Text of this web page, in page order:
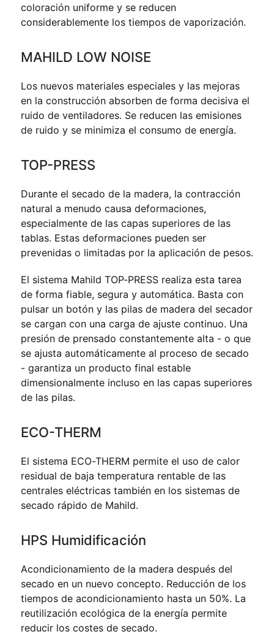
coloración uniforme y se reducen
considerablemente los tiempos de vaporización.
MAHILD LOW NOISE
Los nuevos materiales especiales y las mejoras
en la construcción absorben de forma decisiva el
ruido de ventiladores. Se reducen las emisiones
de ruido y se minimiza el consumo de energía.
TOP-PRESS
Durante el secado de la madera, la contracción
natural a menudo causa deformaciones,
especialmente de las capas superiores de las
tablas. Estas deformaciones pueden ser
prevenidas o limitadas por la aplicación de pesos.
El sistema Mahild TOP-PRESS realiza esta tarea
de forma fiable, segura y automática. Basta con
pulsar un botón y las pilas de madera del secador
se cargan con una carga de ajuste continuo. Una
presión de prensado constantemente alta - o que
se ajusta automáticamente al proceso de secado
- garantiza un producto final estable
dimensionalmente incluso en las capas superiores
de las pilas.
ECO-THERM
El sistema ECO-THERM permite el uso de calor
residual de baja temperatura rentable de las
centrales eléctricas también en los sistemas de
secado rápido de Mahild.
HPS Humidificación
Acondicionamiento de la madera después del
secado en un nuevo concepto. Reducción de los
tiempos de acondicionamiento hasta un 50%. La
reutilización ecológica de la energía permite
reducir los costes de secado.